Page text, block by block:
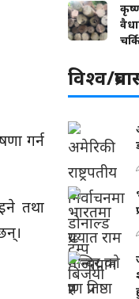
गर्न
तथा
विश्व/